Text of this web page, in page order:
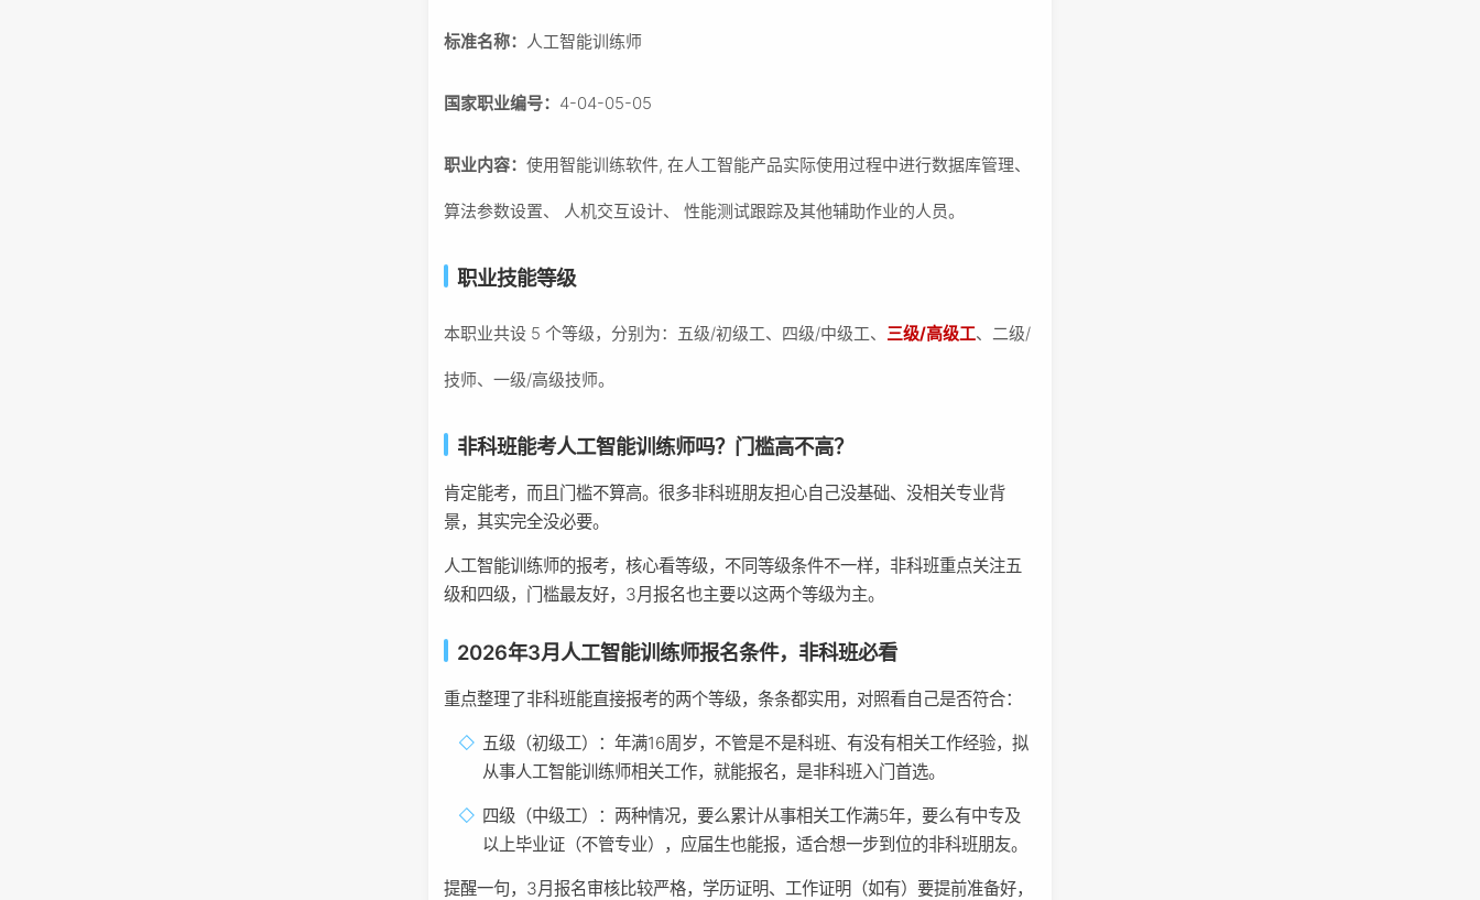
标准名称： 人工智能训练师
国家职业编号： 4-04-05-05
职业内容：使用智能训练软件, 在人工智能产品实际使用过程中进行数据库管理、
算法参数设置、 人机交互设计、 性能测试跟踪及其他辅助作业的人员。
职业技能等级
本职业共设 5 个等级，分别为：五级/初级工、四级/中级工、 三级/高级工、二级/
技师、一级/高级技师。
非科班能考人工智能训练师吗？门槛高不高？
肯定能考，而且门槛不算高。很多非科班朋友担心自己没基础、没相关专业背
景，其实完全没必要。
人工智能训练师的报考，核心看等级，不同等级条件不一样，非科班重点关注五
级和四级，门槛最友好，3月报名也主要以这两个等级为主。
2026年3月人工智能训练师报名条件，非科班必看
重点整理了非科班能直接报考的两个等级，条条都实用，对照看自己是否符合：
五级（初级工）：年满16周岁，不管是不是科班、有没有相关工作经验，拟
从事人工智能训练师相关工作，就能报名，是非科班入门首选。
四级（中级工）：两种情况，要么累计从事相关工作满5年，要么有中专及
以上毕业证（不管专业），应届生也能报，适合想一步到位的非科班朋友。
提醒一句，3月报名审核比较严格，学历证明、工作证明（如有）要提前准备好，